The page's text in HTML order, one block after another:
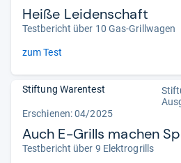
Heiße Leidenschaft
Testbericht über 10 Gas-Grillwagen
zum Test
Stiftung Warentest
Erschienen: 04/2025
Auch E-Grills machen
Testbericht über 9 Elektrogrills